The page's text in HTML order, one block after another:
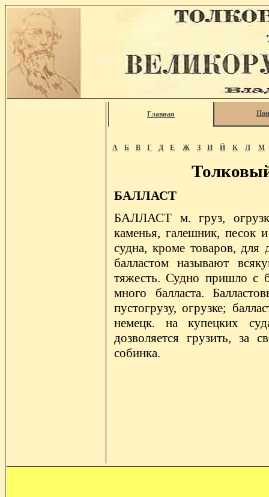
Главная
А Б В Г Д Е Ж З И Й К Л М
БАЛЛАСТ
БАЛЛАСТ м. груз,
каменья, галешник,
судна, кроме товаров,
балластом называют
тяжесть. Судно пришло с
много балласта.
пустогрузу, огрузке;
немецк. на купецких
дозволяется грузить, за
собинка.